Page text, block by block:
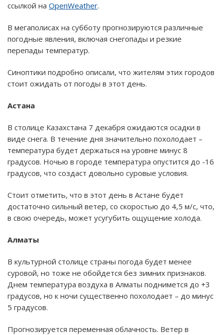
ссылкой на OpenWeather.
В мегаполисах на субботу прогнозируются различные
погодные явления, включая снегопады и резкие
перепады температур.
Синоптики подробно описали, что жителям этих городов
стоит ожидать от погоды в этот день.
Астана
В столице Казахстана 7 декабря ожидаются осадки в
виде снега. В течение дня значительно похолодает –
температура будет держаться на уровне минус 8
градусов. Ночью в городе температура опустится до -16
градусов, что создаст довольно суровые условия.
Стоит отметить, что в этот день в Астане будет
достаточно сильный ветер, со скоростью до 4,5 м/с, что,
в свою очередь, может усугубить ощущение холода.
Алматы
В культурной столице страны погода будет менее
суровой, но тоже не обойдется без зимних признаков.
Днем температура воздуха в Алматы поднимется до +3
градусов, но к ночи существенно похолодает – до минус
5 градусов.
Прогнозируется переменная облачность. Ветер в